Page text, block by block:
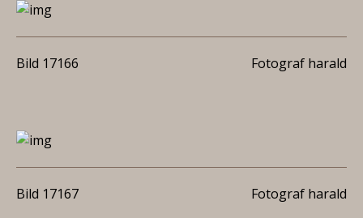
Bild 17166 Fotograf harald
Bild 17167 Fotograf harald